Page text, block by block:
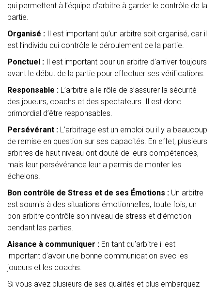
qui permettent à l’équipe d’arbitre à garder le contrôle de la
partie.
Organisé : Il est important qu’un arbitre soit organisé, car il
est l’individu qui contrôle le déroulement de la partie.
Ponctuel : Il est important pour un arbitre d’arriver toujours
avant le début de la partie pour effectuer ses vérifications.
Responsable : L’arbitre a le rôle de s’assurer la sécurité
des joueurs, coachs et des spectateurs. Il est donc
primordial d’être responsables.
Persévérant : L’arbitrage est un emploi ou il y a beaucoup
de remise en question sur ses capacités. En effet, plusieurs
arbitres de haut niveau ont douté de leurs compétences,
mais leur persévérance leur a permis de monter les
échelons.
Bon contrôle de Stress et de ses Émotions : Un arbitre
est soumis à des situations émotionnelles, toute fois, un
bon arbitre contrôle son niveau de stress et d’émotion
pendant les parties.
Aisance à communiquer : En tant qu’arbitre il est
important d’avoir une bonne communication avec les
joueurs et les coachs.
Si vous avez plusieurs de ses qualités et plus embarquez